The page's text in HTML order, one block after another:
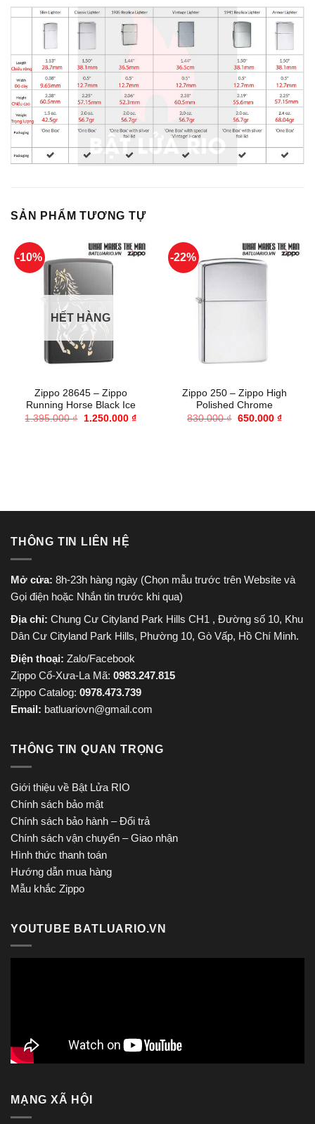
SẢN PHẨM TƯƠNG TỰ
-10%
HẾT HÀNG
Zippo 28645 – Zippo
Running Horse Black Ice
1.395.000₫
Giá
1.250.000 ₫Giá
-22%
Zippo 250 – Zippo High
Polished Chrome
830.000₫ Giá
650.000 ₫Giá
THÔNG TIN LIÊN HỆ
Mở cửa: 8h-23h hàng ngày (Chọn mẫu trước trên Website và
Gọi điện hoặc Nhắn tin trước khi qua)
Địa chỉ: Chung Cư Cityland Park Hills CH1 , Đường số 10, Khu
Dân Cư Cityland Park Hills, Phường 10, Gò Vấp, Hồ Chí Minh.
Điện thoại: Zalo/Facebook
Zippo Cổ-Xưa-La Mã: 0983.247.815
Zippo Catalog: 0978.473.739
Email: batluariovn@gmail.com
THÔNG TIN QUAN TRỌNG
Giới thiệu về Bật Lửa RIO
Chính sách bảo mật
Chính sách bảo hành – Đổi trả
Chính sách vận chuyển – Giao nhận
Hình thức thanh toán
Hướng dẫn mua hàng
Mẫu khắc Zippo
YOUTUBE BATLUARIO.VN
MẠNG XÃ HỘI